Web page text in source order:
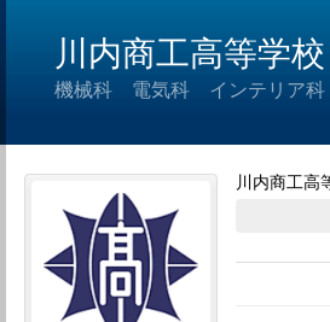
川内商工高等学
機械科 電気科 インテリア
川内商工